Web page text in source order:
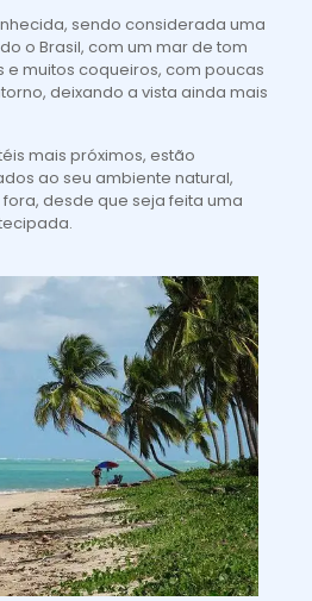
sendo considerada uma
o Brasil, com um mar de tom
e muitos coqueiros, com poucas
deixando a vista ainda mais
mais próximos, estão
ao seu ambiente natural,
desde que seja feita uma